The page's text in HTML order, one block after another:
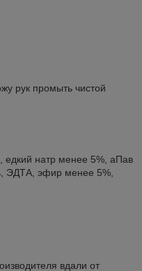
рук промыть чистой
натр менее 5%, аПав
ЭДТА, эфир менее 5%,
вдали от